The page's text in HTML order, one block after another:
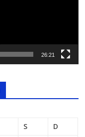
26:21
S
D